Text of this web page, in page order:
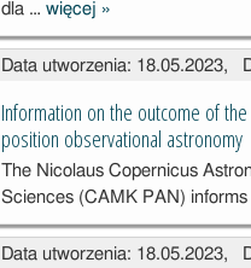
dla …więcej Remont dachu
wraz z pracami
adaptacyjnymi
Obserwatorium
Cerro
Armazones
(OCA) w Chile
(znak
postępowania:
»
Data utworzenia: 18.05.2023,
Information on the outcome of
position observational astronomy
The Nicolaus Copernicus
Sciences (CAMK PAN)
Data utworzenia: 18.05.2023,